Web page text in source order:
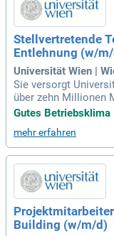
Stellvertretende
Entlehnung (w/
Universität Wien |
Sie versorgt
über zehn Millionen
Gutes
mehr erfahren
Building (w/m/d)